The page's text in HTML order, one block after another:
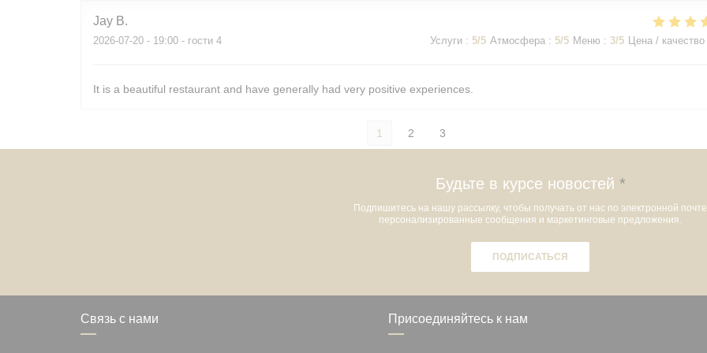
Jay B
2026-07-20 - 19:00 - гости 4 Услуги : 5/5 Атмосфера : 5/5 Меню : 3/5 Цена / качество
It is a beautiful restaurant and have generally had very positive experiences.
1 2 3
Будьте в курсе новостей *
Подпишитесь на нашу рассылку, чтобы получать от нас по электронной почте
персонализированные сообщения и маркетинговые предложения.
ПОДПИСАТЬСЯ
Связь с нами Присоединяйтесь к нам